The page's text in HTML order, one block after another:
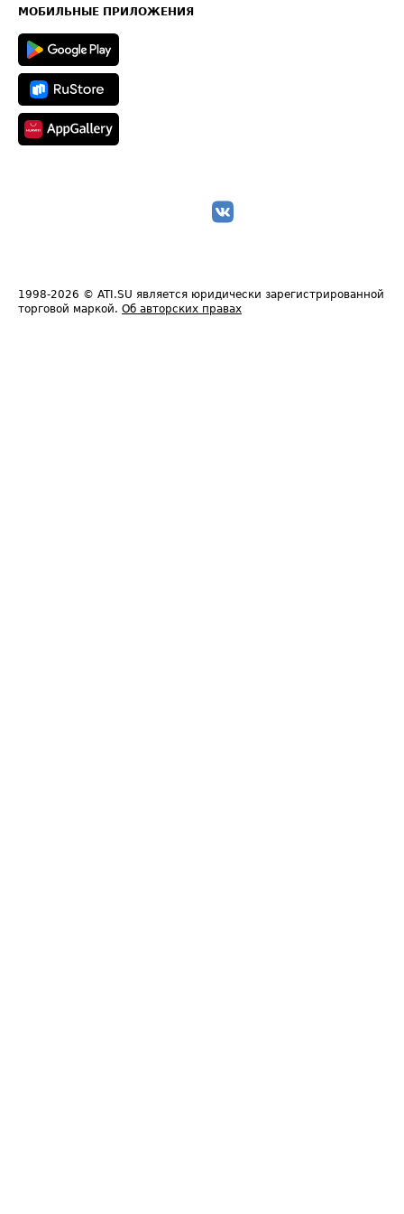
Техническая информация
МОБИЛЬНЫЕ ПРИЛОЖЕНИЯ
1998-2026 © ATI.SU является юридически зарегистрированной
торговой маркой. Об авторских правах